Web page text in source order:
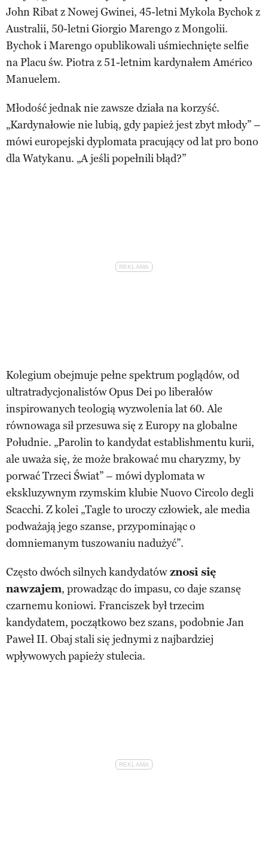
John Ribat z Nowej Gwinei, 45-letni Mykola Bychok z
Australii, 50-letni Giorgio Marengo z Mongolii.
Bychok i Marengo opublikowali uśmiechnięte selfie
na Placu św. Piotra z 51-letnim kardynałem Américo
Manuelem.
Młodość jednak nie zawsze działa na korzyść.
„Kardynałowie nie lubią, gdy papież jest zbyt młody” –
mówi europejski dyplomata pracujący od lat pro bono
dla Watykanu. „A jeśli popełnili błąd?”
Kolegium obejmuje pełne spektrum poglądów, od
ultratradycjonalistów Opus Dei po liberałów
inspirowanych teologią wyzwolenia lat 60. Ale
równowaga sił przesuwa się z Europy na globalne
Południe. „Parolin to kandydat establishmentu kurii,
ale uważa się, że może brakować mu charyzmy, by
porwać Trzeci Świat” – mówi dyplomata w
ekskluzywnym rzymskim klubie Nuovo Circolo degli
Scacchi. Z kolei „Tagle to uroczy człowiek, ale media
podważają jego szanse, przypominając o
domniemanym tuszowaniu nadużyć”.
Często dwóch silnych kandydatówznosi się
nawzajem, prowadząc do impasu, co daje szansę
czarnemu koniowi. Franciszek był trzecim
kandydatem, początkowo bez szans, podobnie Jan
Paweł II. Obaj stali się jednymi z najbardziej
wpływowych papieży stulecia.